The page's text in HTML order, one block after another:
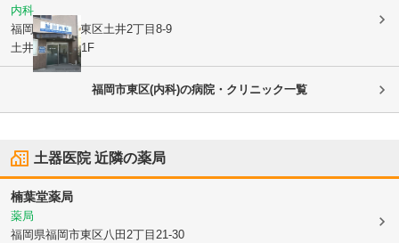
内科
福岡県福岡市東区土井2丁目8-9
土井CDSビル1F
福岡市東区(内科)の病院・クリニック一覧
土器医院近隣の薬局
楠葉堂薬局
薬局
福岡県福岡市東区八田2丁目21-30